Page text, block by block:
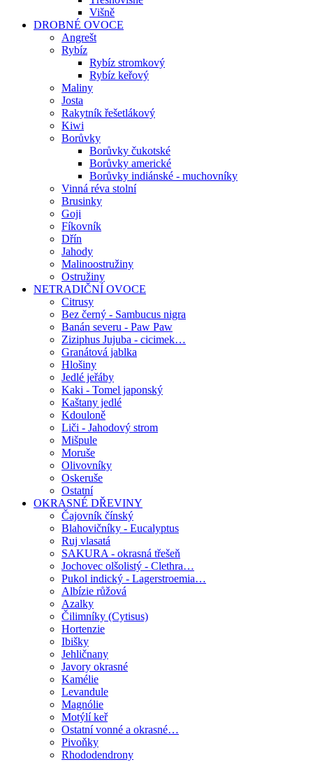
Višně
DROBNÉ OVOCE
Angrešt
Rybíz
Rybíz stromkový
Rybíz keřový
Maliny
Josta
Rakytník řešetlákový
Kiwi
Borůvky
Borůvky čukotské
Borůvky americké
Borůvky indiánské - muchovníky
Vinná réva stolní
Brusinky
Goji
Fíkovník
Dřín
Jahody
Malinoostružiny
Ostružiny
NETRADIČNÍ OVOCE
Citrusy
Bez černý - Sambucus nigra
Banán severu - Paw Paw
Ziziphus Jujuba - cicimek…
Granátová jablka
Hlošiny
Jedlé jeřáby
Kaki - Tomel japonský
Kaštany jedlé
Kdouloně
Liči - Jahodový strom
Mišpule
Moruše
Olivovníky
Oskeruše
Ostatní
OKRASNÉ DŘEVINY
Čajovník čínský
Blahovičníky - Eucalyptus
Ruj vlasatá
SAKURA - okrasná třešeň
Jochovec olšolistý - Clethra…
Pukol indický - Lagerstroemia…
Albízie růžová
Azalky
Čilimníky (Cytisus)
Hortenzie
Ibišky
Jehličnany
Javory okrasné
Kamélie
Levandule
Magnólie
Motýlí keř
Ostatní vonné a okrasné…
Pivoňky
Rhododendrony